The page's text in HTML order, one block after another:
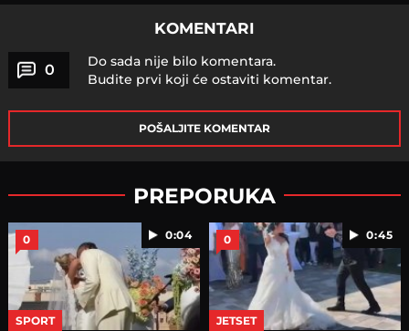
KOMENTARI
0
Do sada nije bilo komentara.
Budite prvi koji će ostaviti komentar.
POŠALJITE KOMENTAR
PREPORUKA
0:04
0
SPORT
0:45
0
JETSET